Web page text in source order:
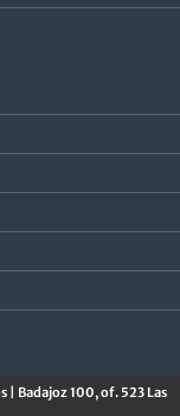
Badajoz 100, of. 523 Las